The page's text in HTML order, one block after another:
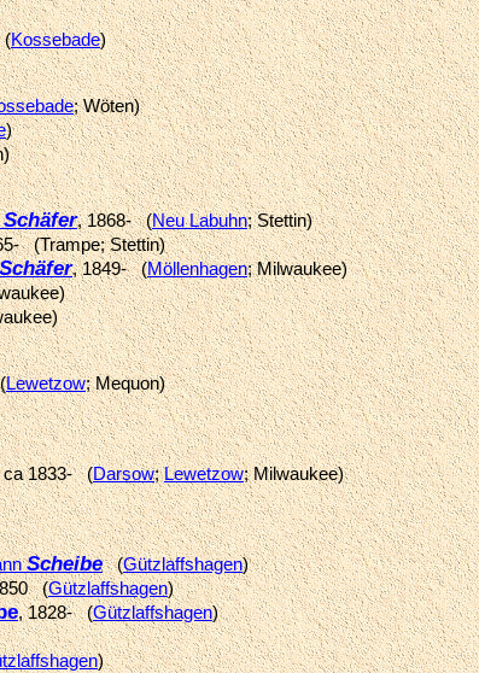
(Kossebade)
; Wöten)
)
Schäfer, 1868- (Neu Labuhn; Stettin)
(Trampe; Stettin)
Schäfer, 1849- (Möllenhagen; Milwaukee)
Lewetzow; Mequon)
ca 1833- (Darsow;Lewetzow; Milwaukee)
Scheibe(Gützlaffshagen)
(Gützlaffshagen)
, 1828- (Gützlaffshagen)
)